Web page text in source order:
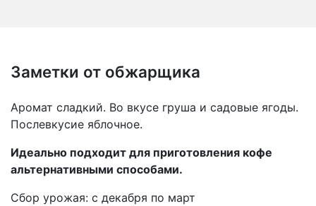
Заметки от обжарщика
Аромат сладкий. Во вкусе груша и садовые ягоды.
Послевкусие яблочное.
Идеально подходит для приготовления кофе
альтернативными способами.
Сбор урожая: с декабря по март